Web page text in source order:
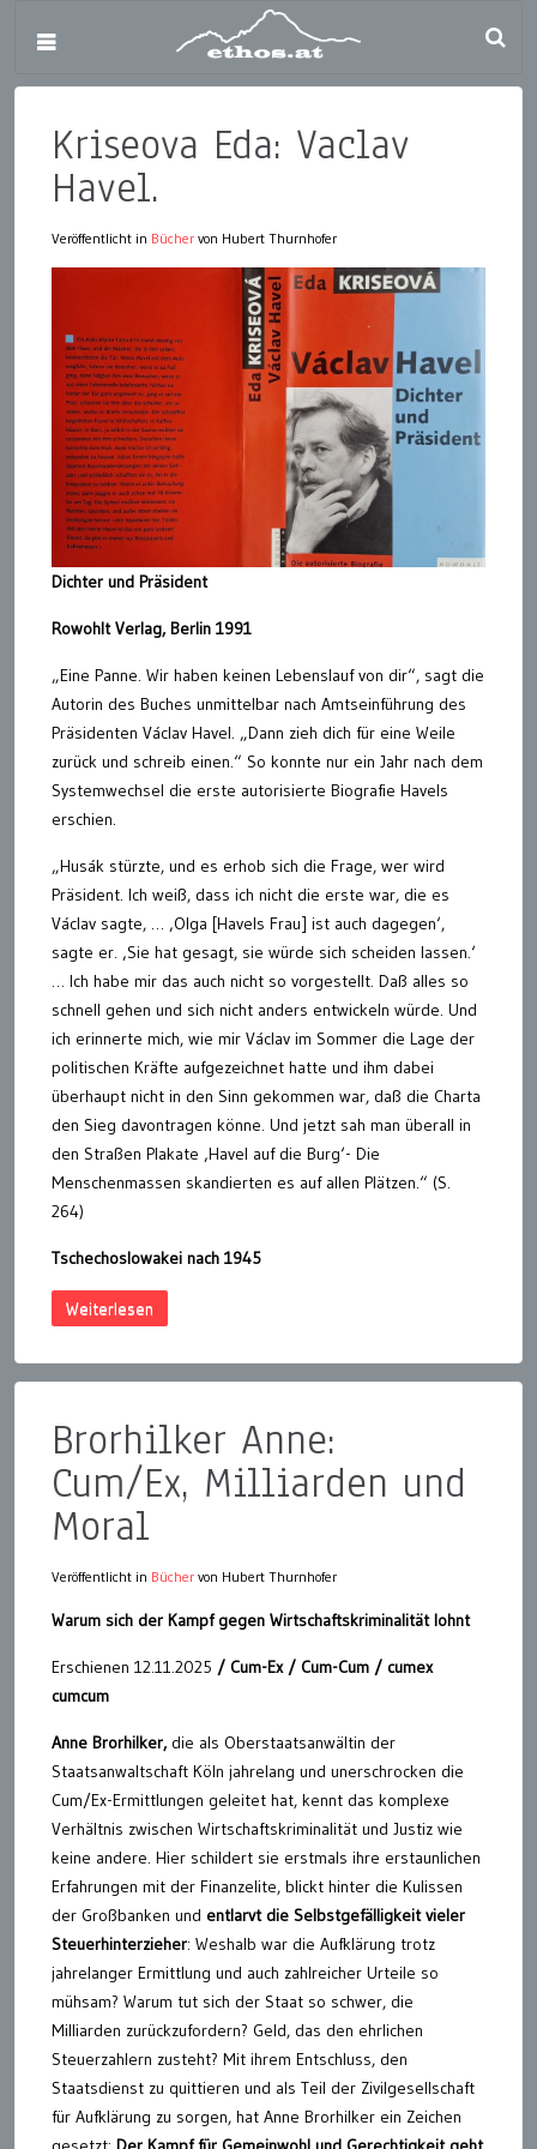
Kriseova Eda: Vaclav
Havel.
Veröffentlicht in Bücher von Hubert Thurnhofer
Dichter und Präsident
Rowohlt Verlag, Berlin 1991
„Eine Panne. Wir haben keinen Lebenslauf von dir“, sagt die
Autorin des Buches unmittelbar nach Amtseinführung des
Präsidenten Václav Havel. „Dann zieh dich für eine Weile
zurück und schreib einen.“ So konnte nur ein Jahr nach dem
Systemwechsel die erste autorisierte Biografie Havels
erschien.
„Husák stürzte, und es erhob sich die Frage, wer wird
Präsident. Ich weiß, dass ich nicht die erste war, die es
Václav sagte, … ‚Olga [Havels Frau] ist auch dagegen‘,
sagte er. ‚Sie hat gesagt, sie würde sich scheiden lassen.‘
… Ich habe mir das auch nicht so vorgestellt. Daß alles so
schnell gehen und sich nicht anders entwickeln würde. Und
ich erinnerte mich, wie mir Václav im Sommer die Lage der
politischen Kräfte aufgezeichnet hatte und ihm dabei
überhaupt nicht in den Sinn gekommen war, daß die Charta
den Sieg davontragen könne. Und jetzt sah man überall in
den Straßen Plakate ‚Havel auf die Burg‘- Die
Menschenmassen skandierten es auf allen Plätzen.“ (S.
264)
Tschechoslowakei nach 1945
Weiterlesen
Brorhilker Anne:
Cum/Ex, Milliarden und
Moral
Veröffentlicht in Bücher von Hubert Thurnhofer
Warum sich der Kampf gegen Wirtschaftskriminalität lohnt
Erschienen 12.11.2025 / Cum-Ex / Cum-Cum / cumex
cumcum
Anne Brorhilker,die als Oberstaatsanwältin der
Staatsanwaltschaft Köln jahrelang und unerschrocken die
Cum/Ex-Ermittlungen geleitet hat, kennt das komplexe
Verhältnis zwischen Wirtschaftskriminalität und Justiz wie
keine andere. Hier schildert sie erstmals ihre erstaunlichen
Erfahrungen mit der Finanzelite, blickt hinter die Kulissen
der Großbanken und entlarvt die Selbstgefälligkeit vieler
Steuerhinterzieher: Weshalb war die Aufklärung trotz
jahrelanger Ermittlung und auch zahlreicher Urteile so
mühsam? Warum tut sich der Staat so schwer, die
Milliarden zurückzufordern? Geld, das den ehrlichen
Steuerzahlern zusteht? Mit ihrem Entschluss, den
Staatsdienst zu quittieren und als Teil der Zivilgesellschaft
für Aufklärung zu sorgen, hat Anne Brorhilker ein Zeichen